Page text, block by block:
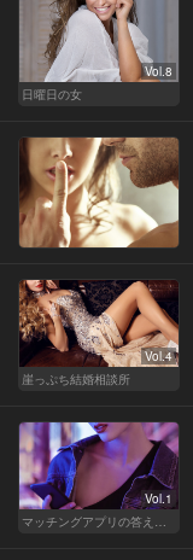
Vol.8
日曜日の女
Vol.4
崖っぷち結婚相談所
Vol.1
マッチングアプリの答えあわせ【Q】